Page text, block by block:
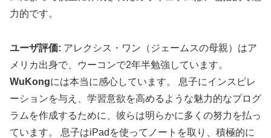
力的です。
ユーザ評価: アレクシス・ワン（ジェームスの母親）はア
メリカ出身で、ウーコンで2年半勉強しています。
WuKongには本当に感心しています。 息子にインスピレ
ーションを与え、学習意欲を高めるような魅力的なプログ
ラムを作成するために、彼らは明らかに多くの努力を払っ
ています。 息子はiPadを使ってノートを取り、積極的に